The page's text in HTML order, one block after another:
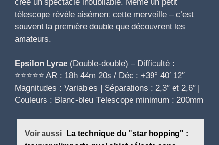
crée un spectacle inoubliable. Même un petit
télescope révèle aisément cette merveille – c’est
souvent la première double que découvrent les
amateurs.
Epsilon Lyrae (Double-double) – Difficulté :
⭐⭐⭐⭐⭐ AR : 18h 44m 20s / Déc : +39° 40′ 12″
Magnitudes : Variables | Séparations : 2,3″ et 2,6″ |
Couleurs : Blanc-bleu Télescope minimum : 200mm
Voir aussi
La technique du "star hopping" :